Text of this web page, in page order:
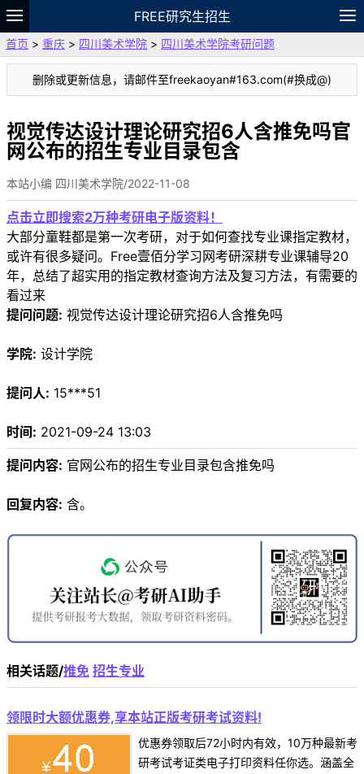
FREE研究生招生
题库
故事 专题 APP 笔记
论坛
VIP
资料
首页 > 重庆 > 四川美术学院 > 四川美术学院考研问题
删除或更新信息，请邮件至freekaoyan#163.com(#换成@)
视觉传达设计理论研究招6人含推免吗官
网公布的招生专业目录包含
本站小编 四川美术学院/2022-11-08
点击立即搜索2万种考研电子版资料！
大部分童鞋都是第一次考研，对于如何查找专业课指定教材，
或许有很多疑问。Free壹佰分学习网考研深耕专业课辅导20
年，总结了超实用的指定教材查询方法及复习方法，有需要的
看过来
提问问题: 视觉传达设计理论研究招6人含推免吗
学院: 设计学院
提问人: 15***51
时间: 2021-09-24 13:03
提问内容: 官网公布的招生专业目录包含推免吗
回复内容: 含。
相关话题/推免 招生专业
领限时大额优惠券,享本站正版考研考试资料!
优惠券领取后72小时内有效，10万种最新考
研考试考证类电子打印资料任你选。涵盖全